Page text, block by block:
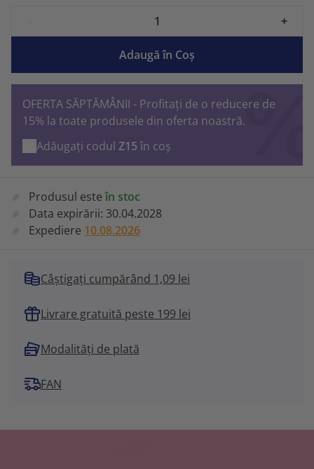
+
Adaugă în Coş
OFERTA SĂPTĂMÂNII - Profitați de o reducere de
15% la toate produsele din oferta noastră.
Adăugați codul Z15 în coș
Produsul esteîn stoc
Data expirării: 30.04.2028
Expediere 10.08.2026
Câștigați cumpărând 1,09 lei
Livrare gratuită peste 199 lei
Modalități de plată
FAN